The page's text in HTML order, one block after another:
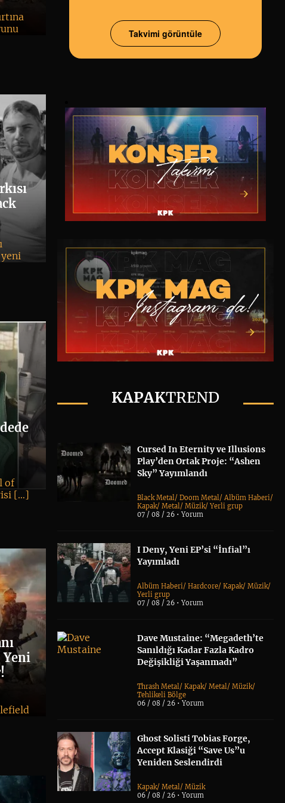
of
[…]
Yeni
Takvimi görüntüle
KAPAKTREND
Cursed In Eternity ve Illusions
Play’den Ortak Proje: “Ashen
Sky” Yayımlandı
Black Metal/Doom Metal/Albüm Haberi/
Kapak/Metal/Müzik/Yerli grup
07 / 08 / 26 •Yorum
I Deny, Yeni EP’si “İnfial”ı
Yayımladı
Albüm Haberi/Hardcore/Kapak/Müzik/
Yerli grup
07 / 08 / 26 •Yorum
Dave Mustaine: “Megadeth’te
Sanıldığı Kadar Fazla Kadro
Değişikliği Yaşanmadı”
Thrash Metal/Kapak/Metal/Müzik/
Tehlikeli Bölge
06 / 08 / 26 •Yorum
Ghost Solisti Tobias Forge,
Accept Klasiği “Save Us”u
Yeniden Seslendirdi
Kapak/Metal/Müzik
06 / 08 / 26 •Yorum